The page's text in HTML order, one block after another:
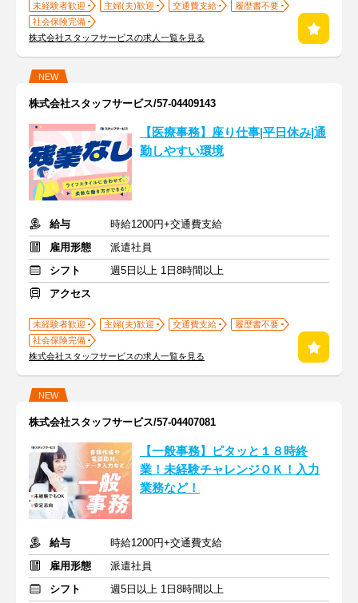
未経験者歓迎 主婦(夫)歓迎 交通費支給
履歴書不要
社会保険完備
株式会社スタッフサービスの求人一覧を見る
NEW
株式会社スタッフサービス/57-04409143
【医療事務】座り仕事|平日休み|通
勤しやすい環境
給与
時給1200円+交通費支給
雇用形態
派遣社員
シフト
週5日以上 1日8時間以上
アクセス
未経験者歓迎 主婦(夫)歓迎 交通費支給
履歴書不要
社会保険完備
株式会社スタッフサービスの求人一覧を見る
NEW
株式会社スタッフサービス/57-04407081
【一般事務】ピタッと１８時終
業！未経験チャレンジＯＫ！入力
業務など！
給与
時給1200円+交通費支給
雇用形態
派遣社員
シフト
週5日以上 1日8時間以上